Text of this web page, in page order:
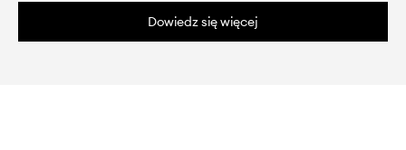
Dowiedz się więcej